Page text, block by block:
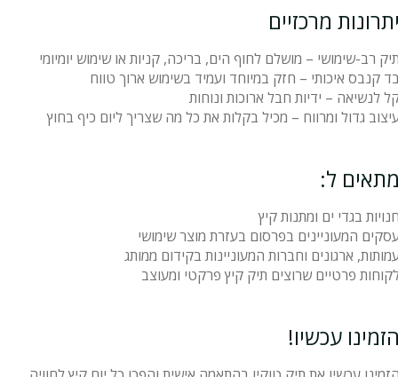
מרכזיים
רב-שימושי – מושלם לחוף הים, בריכה, קניות או שימוש יומיומי
קנבס איכותי – חזק במיוחד ועמיד בשימוש ארוך טווח
לנשיאה – ידיות חבל ארוכות ונוחות
גדול ומרווח – מכיל בקלות את כל מה שצריך ליום כיף בחוץ
ל:
בגדי ים ומתנות קיץ
המעוניינים בפרסום בעזרת מוצר שימושי
ארגונים וחברות המעוניינות בקידום ממותג
פרטיים שרוצים תיק קיץ פרקטי ומעוצב
עכשיו!